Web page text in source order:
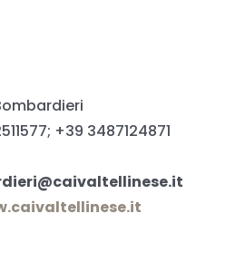
+39 3487124871